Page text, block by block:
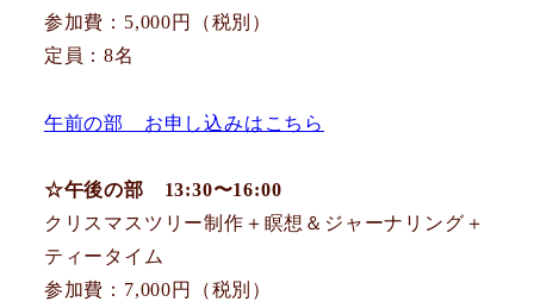
参加費：5,000円（税別）
定員：8名
午前の部 お申し込みはこちら
☆午後の部 13:30〜16:00
クリスマスツリー制作＋瞑想＆ジャーナリング＋
ティータイム
参加費：7,000円（税別）